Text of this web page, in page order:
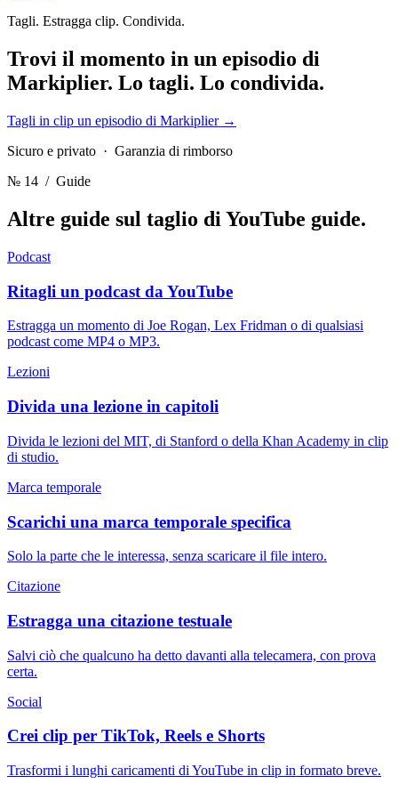
Tagli. Estragga clip. Condivida.
Trovi il momento in un episodio di
Markiplier. Lo tagli. Lo condivida.
Tagli in clip un episodio di Markiplier →
Sicuro e privato · Garanzia di rimborso
№ 14 / Guide
Altre guide sul taglio di YouTube guide.
Podcast
Ritagli un podcast da YouTube
Estragga un momento di Joe Rogan, Lex Fridman o di qualsiasi
podcast come MP4 o MP3.
Lezioni
Divida una lezione in capitoli
Divida le lezioni del MIT, di Stanford o della Khan Academy in clip
di studio.
Marca temporale
Scarichi una marca temporale specifica
Solo la parte che le interessa, senza scaricare il file intero.
Citazione
Estragga una citazione testuale
Salvi ciò che qualcuno ha detto davanti alla telecamera, con prova
certa.
Social
Crei clip per TikTok, Reels e Shorts
Trasformi i lunghi caricamenti di YouTube in clip in formato breve.